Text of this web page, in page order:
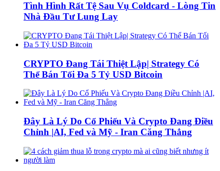
Tình Hình Rất Tệ Sau Vụ Coldcard - Lòng Tin
Nhà Đầu Tư Lung Lay
CRYPTO Đang Tái Thiệt Lập| Strategy Có
Thể Bán Tối Đa 5 Tỷ USD Bitcoin
Đây Là Lý Do Cổ Phiếu Và Crypto Đang Điều
Chỉnh |AI, Fed và Mỹ - Iran Căng Thẳng